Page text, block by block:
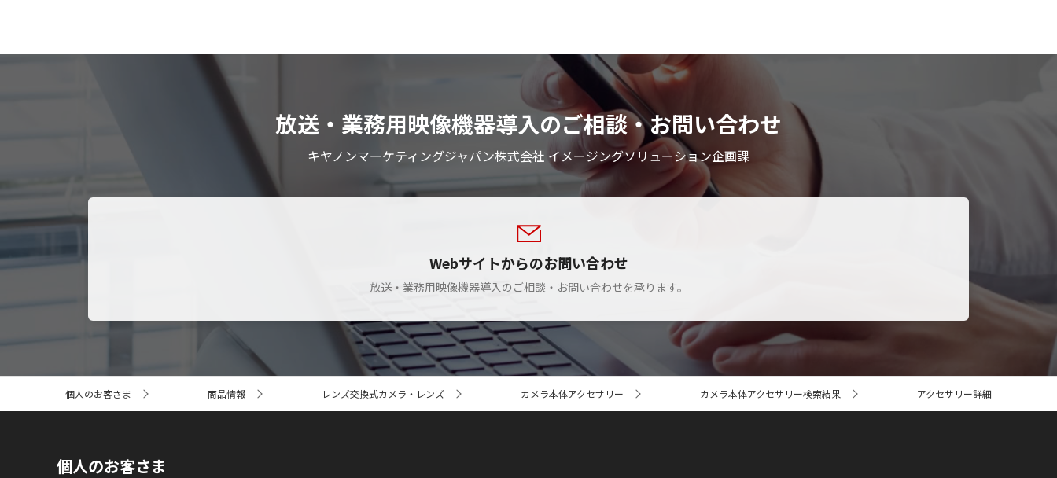
放送・業務用映像機器導入のご相談・お問い合わせ
キヤノンマーケティングジャパン株式会社 イメージングソリューション企画課
Webサイトからのお問い合わせ
放送・業務用映像機器導入のご相談・お問い合わせを承ります。
ト
個人のお客さま 商品情報 レンズ交換式カメラ・レンズ カメラ本体アクセサリー カメラ本体アクセサリー検索結果 アクセサリー詳細
個人のお客さま